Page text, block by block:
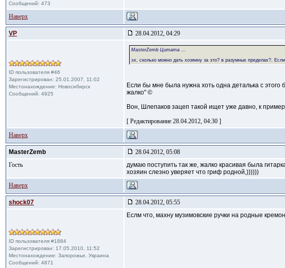
Сообщений: 473
Наверх
VP 28.04.2012, 04:29
ID пользователя #46
Зарегистрирован: 25.01.2007, 11:02
Местонахождение: Новосибирск
Сообщений: 4925
MasterZemb Цитата ...
эх, сколько можно дать хозяину за это? в разумных пределах?.
Если бы мне была нужна хоть одна деталька с
жалко" ©
Вон, Шлепаков зацеп такой ищет уже давно, к
[ Редактирование 28.04.2012, 04:30 ]
Наверх
MasterZemb
28.04.2012, 05:08
Гость
думаю поступить так же, жалко красивая была
хозяин слезно уверяет что гриф родной,))))))
Наверх
shock07 28.04.2012, 05:55
ID пользователя #1884
Зарегистрирован: 17.05.2010, 11:52
Местонахождение: Запорожье, Украина
Сообщений: 4871
Еслм что, махну музимовские ручки на родные